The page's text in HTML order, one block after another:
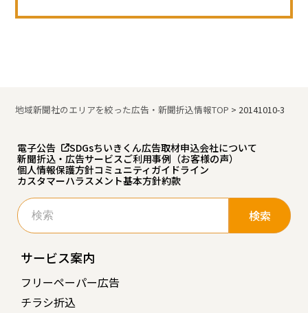
地域新聞社のエリアを絞った広告・新聞折込情報TOP >20141010-3
電子公告 SDGsちいきくん広告取材申込会社について
新聞折込・広告サービスご利用事例（お客様の声）
個人情報保護方針コミュニティガイドライン
カスタマーハラスメント基本方針約款
検
索:
サービス案内
フリーペーパー広告
チラシ折込